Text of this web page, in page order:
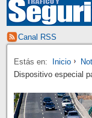
Canal RSS
Estás en: Inicio
Dispositivo especial